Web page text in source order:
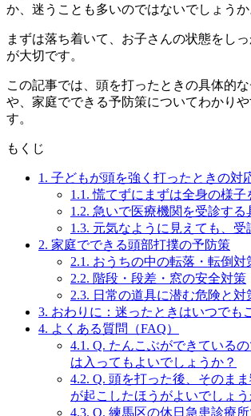
か、迷うことも多いのではないでしょうか
まずは落ち着いて、お子さんの状態をし
が大切です。
この記事では、頭を打ったときの具体的
や、家庭でできる予防策についてわかり
す。
もくじ
1. 子どもが頭を強く打ったときの対
1.1. 慌てずにまずは全身の様子
1.2. 急いで医療機関を受診する
1.3. 元気なように見えても、受
2. 家庭でできる頭部打撲の予防策
2.1. おうちの中の転落・転倒対
2.2. 階段・段差・窓の安全対策
2.3. 日常の道具に潜む危険と対
3. おわりに：迷ったときはいつでも
4. よくある質問（FAQ）
4.1. Q. たんこぶができている
は入ってもよいでしょうか？
4.2. Q. 頭を打った後、そのま
が起こしたほうがよいでしょう
4.3. Q. 練馬区の休日急患診療